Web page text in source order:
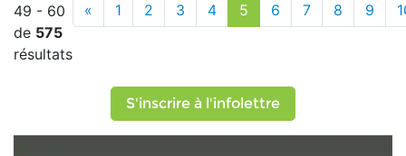
49 - 60
de 575
résultats
« 1 2 3 4 5 6 7 8 9
S'inscrire à l'infolettre